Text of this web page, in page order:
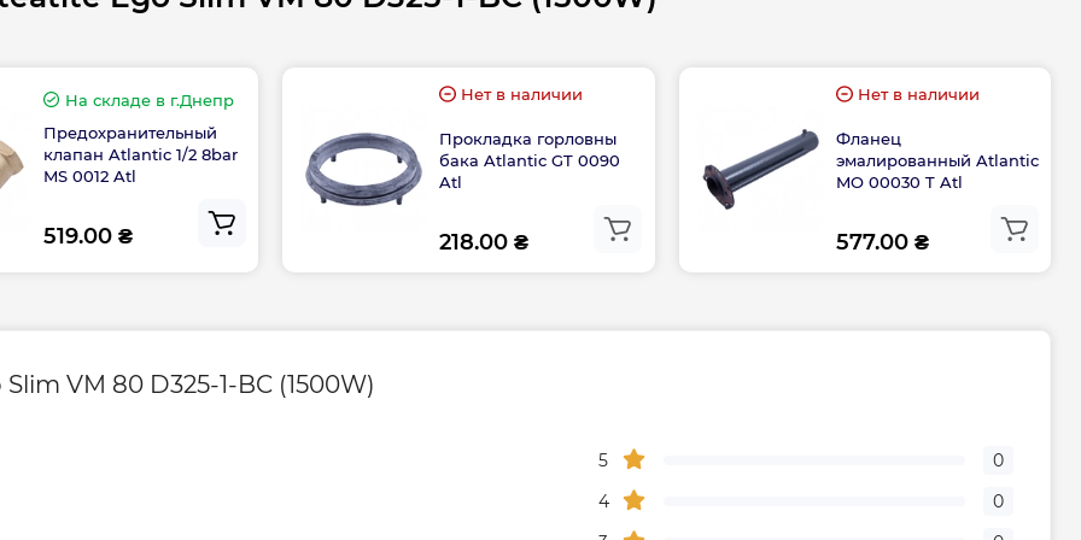
1 раз в
Атлантик
Слим
Страна бренда Франция
Вес, кг
На складев г.Днепр
Предохранительный
клапан Atlantic 1/2 8bar
MS 0012 Atl
519.00 ₴
Нет в наличии
Прокладка горловны
бака Atlantic GT 0090
Atl
218.00 ₴
Нет в наличии
Фланец
эмалированный Atlantic
MO 00030 T Atl
577.00 ₴
VM 80 D325-1-BC (1500W)
5
0
4
0